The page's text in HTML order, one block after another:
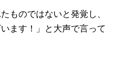
ものではないと発覚し、
ます！」と大声で言って